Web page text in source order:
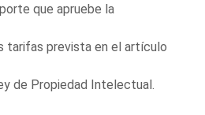
que apruebe la
tarifas prevista en el artículo
de Propiedad Intelectual.